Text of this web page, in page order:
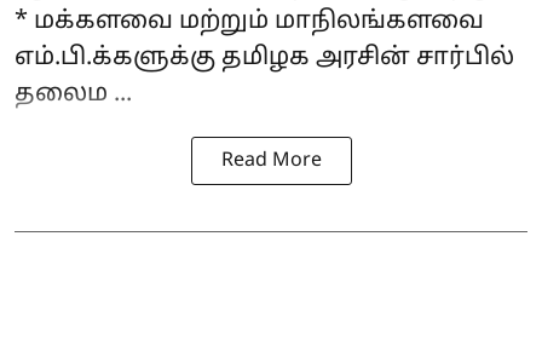
* மக்களவை மற்றும் மாநிலங்களவை
எம்.பி.க்களுக்கு தமிழக அரசின் சார்பில்
தலைம ...
Read More